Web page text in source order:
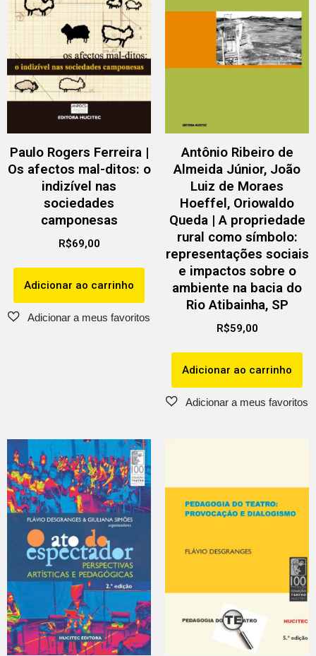
Paulo Rogers Ferreira |
Os afectos mal-ditos: o
indizível nas
sociedades
camponesas
R$69,00
Adicionar ao carrinho
Antônio Ribeiro de
Almeida Júnior, João
Luiz de Moraes
Hoeffel, Oriowaldo
Queda | A propriedade
rural como símbolo:
representações sociais
e impactos sobre o
ambiente na bacia do
Rio Atibainha, SP
R$59,00
Adicionar ao carrinho